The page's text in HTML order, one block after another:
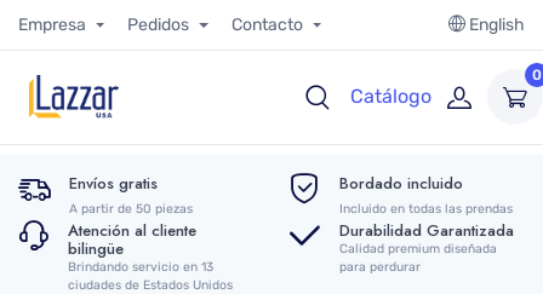
Empresa Pedidos Contacto English
Catálogo
0
Envíos gratis
A partir de 50 piezas
Bordado incluido
Incluido en todas las prendas
Atención al cliente
bilingüe
Brindando servicio en 13
ciudades de Estados Unidos
Durabilidad Garantizada
Calidad premium diseñada
para perdurar